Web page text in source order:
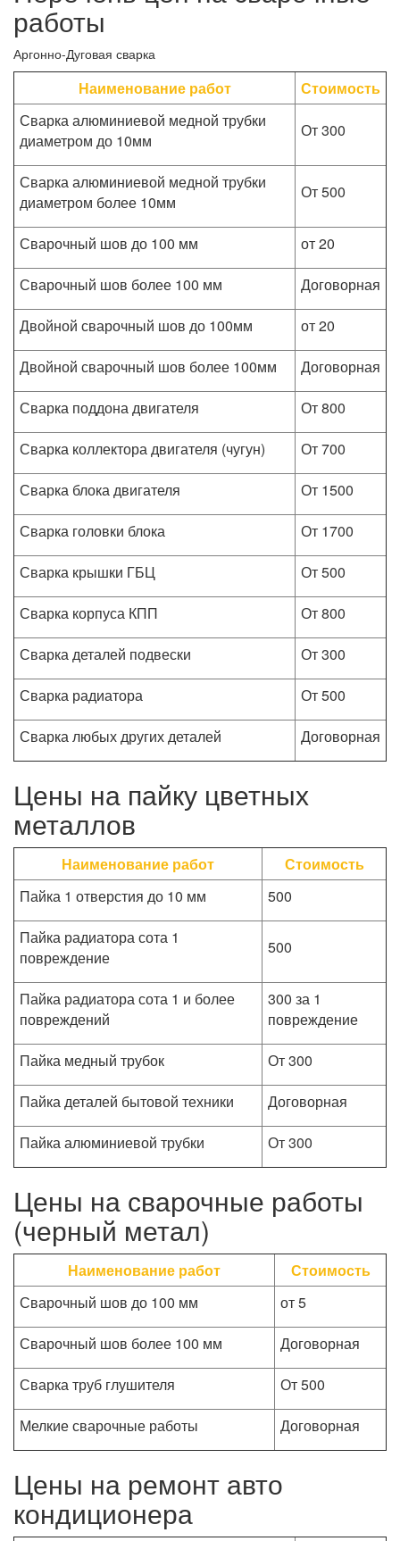
работы
Аргонно-Дуговая сварка
Наименование работ
Стоимость
Сварка алюминиевой медной трубки
диаметром до 10мм
От 300
Сварка алюминиевой медной трубки
диаметром более 10мм
От 500
Сварочный шов до 100 мм
от 20
Сварочный шов более 100 мм
Договорная
Двойной сварочный шов до 100мм
от 20
Двойной сварочный шов более 100мм
Договорная
Сварка поддона двигателя
От 800
Сварка коллектора двигателя (чугун)
От 700
Сварка блока двигателя
От 1500
Сварка головки блока
От 1700
Сварка крышки ГБЦ
От 500
Сварка корпуса КПП
От 800
Сварка деталей подвески
От 300
Сварка радиатора
От 500
Сварка любых других деталей
Договорная
Цены на пайку цветных
металлов
Наименование работ
Стоимость
Пайка 1 отверстия до 10 мм
500
Пайка радиатора сота 1
повреждение
500
Пайка радиатора сота 1 и более
повреждений
300 за 1
повреждение
Пайка медный трубок
От 300
Пайка деталей бытовой техники
Договорная
Пайка алюминиевой трубки
От 300
Цены на сварочные работы
(черный метал)
Наименование работ
Стоимость
Сварочный шов до 100 мм
от 5
Сварочный шов более 100 мм
Договорная
Сварка труб глушителя
От 500
Мелкие сварочные работы
Договорная
Цены на ремонт авто
кондиционера